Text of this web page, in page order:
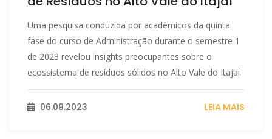
Uma pesquisa conduzida por acadêmicos da quinta
fase do curso de Administração durante o semestre 1
de 2023 revelou insights preocupantes sobre o
ecossistema de resíduos sólidos no Alto Vale do Itajaí
06.09.2023 LEIA MAIS